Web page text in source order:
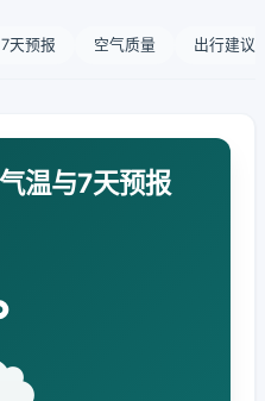
7天预报 空气质量 出行建议
温与7天预报